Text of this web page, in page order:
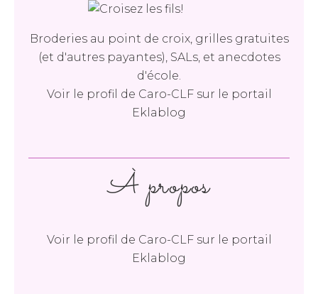
Broderies au point de croix, grilles gratuites
(et d'autres payantes), SALs, et anecdotes
d'école.
Voir le profil de Caro-CLFsur le portail
Eklablog
À propos
Voir le profil de Caro-CLFsur le portail
Eklablog